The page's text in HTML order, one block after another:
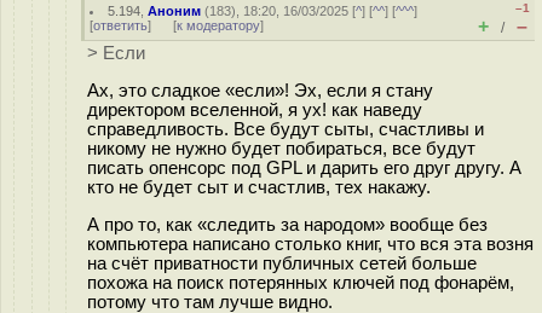
5.194 ,Аноним (183), 18:20, 16/03/2025 [^] [^^] [^^^]
[ответить] [к модератору]
–1
+ / –
> Если
Ах, это сладкое «если»! Эх, если я стану
директором вселенной, я ух! как наведу
справедливость. Все будут сыты, счастливы и
никому не нужно будет побираться, все будут
писать опенсорс под GPL и дарить его друг другу. А
кто не будет сыт и счастлив, тех накажу.
А про то, как «следить за народом» вообще без
компьютера написано столько книг, что вся эта возня
на счёт приватности публичных сетей больше
похожа на поиск потерянных ключей под фонарём,
потому что там лучше видно.